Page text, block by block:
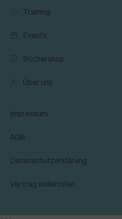
Training
Events
Büchershop
Über uns
Impressum
AGB
Datenschutzerklärung
Vertrag widerrufen